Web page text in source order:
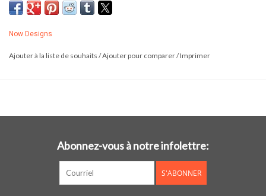
Now Designs
Ajouter à la liste de souhaits /Ajouter pour comparer/Imprimer
Abonnez-vous à notre infolettre:
S'ABONNER